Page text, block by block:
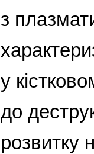
з
у
до
розвитку